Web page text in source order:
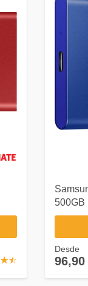
☆☆
★★
500GB
Desde
96,90